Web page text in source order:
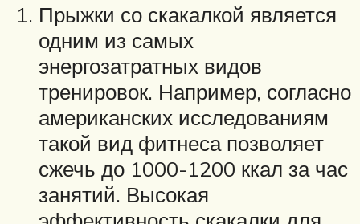
Прыжки со скакалкой является
одним из самых
энергозатратных видов
тренировок. Например, согласно
американских исследованиям
такой вид фитнеса позволяет
сжечь до 1000-1200 ккал за час
занятий. Высокая